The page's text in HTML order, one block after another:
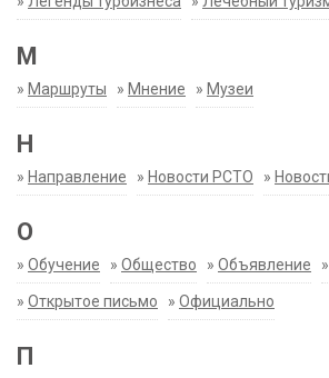
М
» Маршруты » Мнение » Музеи
Н
» Направление » Новости РСТО »
О
» Обучение » Общество » Объявление »
» Открытое письмо » Официально
П